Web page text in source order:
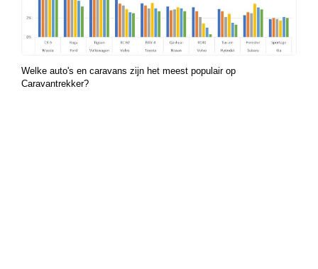
Welke auto's en caravans zijn het meest populair op
Caravantrekker?